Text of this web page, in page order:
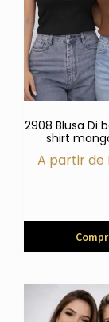
2908 Blusa Di
shirt
A partir de